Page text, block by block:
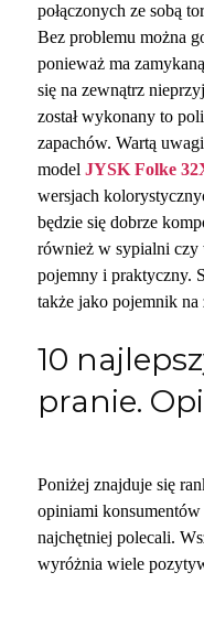
połączonych ze sobą
Bez problemu można
ponieważ ma
się na zewnątrz
został wykonany to
zapachów. Wartą
model JYSK Folke
wersjach
będzie się dobrze
również w sypialni czy
pojemny i praktyczny.
także jako pojemnik na
10
pranie.
Poniżej znajduje się
opiniami
najchętniej polecali.
wyróżnia wiele